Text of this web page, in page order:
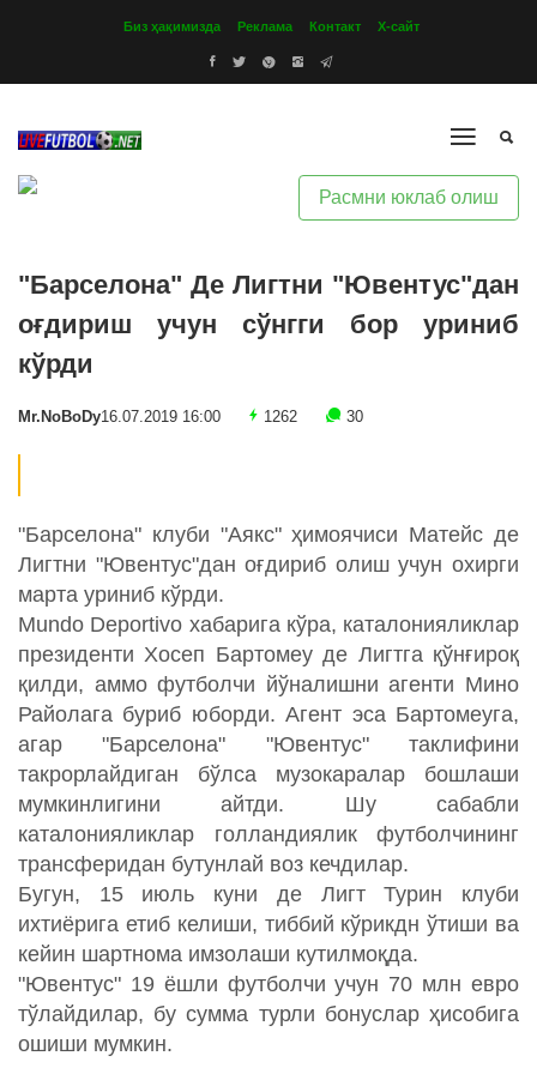
Биз ҳақимизда Реклама Контакт Х-сайт
Расмни юклаб олиш
"Барселона" Де Лигтни "Ювентус"дан
оғдириш учун сўнгги бор уриниб
кўрди
Mr.NoBoDy16.07.2019 16:00 1262 30
"Барселона" клуби "Аякс" ҳимоячиси Матейс де
Лигтни "Ювентус"дан оғдириб олиш учун охирги
марта уриниб кўрди.
Mundo Deportivo хабарига кўра, каталонияликлар
президенти Хосеп Бартомеу де Лигтга қўнғироқ
қилди, аммо футболчи йўналишни агенти Мино
Райолага буриб юборди. Агент эса Бартомеуга,
агар "Барселона" "Ювентус" таклифини
такрорлайдиган бўлса музокаралар бошлаши
мумкинлигини айтди. Шу сабабли
каталонияликлар голландиялик футболчининг
трансферидан бутунлай воз кечдилар.
Бугун, 15 июль куни де Лигт Турин клуби
ихтиёрига етиб келиши, тиббий кўрикдн ўтиши ва
кейин шартнома имзолаши кутилмоқда.
"Ювентус" 19 ёшли футболчи учун 70 млн евро
тўлайдилар, бу сумма турли бонуслар ҳисобига
ошиши мумкин.